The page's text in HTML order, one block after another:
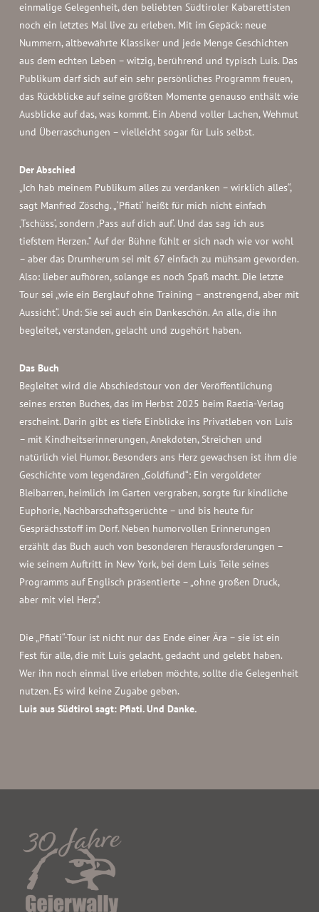
einmalige Gelegenheit, den beliebten Südtiroler Kabarettisten
noch ein letztes Mal live zu erleben. Mit im Gepäck: neue
Nummern, altbewährte Klassiker und jede Menge Geschichten
aus dem echten Leben – witzig, berührend und typisch Luis. Das
Publikum darf sich auf ein sehr persönliches Programm freuen,
das Rückblicke auf seine größten Momente genauso enthält wie
Ausblicke auf das, was kommt. Ein Abend voller Lachen, Wehmut
und Überraschungen – vielleicht sogar für Luis selbst.
Der Abschied
„Ich hab meinem Publikum alles zu verdanken – wirklich alles“,
sagt Manfred Zöschg. „‘Pfiati‘ heißt für mich nicht einfach
‚Tschüss‘, sondern ‚Pass auf dich auf‘. Und das sag ich aus
tiefstem Herzen.“ Auf der Bühne fühlt er sich nach wie vor wohl
– aber das Drumherum sei mit 67 einfach zu mühsam geworden.
Also: lieber aufhören, solange es noch Spaß macht. Die letzte
Tour sei „wie ein Berglauf ohne Training – anstrengend, aber mit
Aussicht“. Und: Sie sei auch ein Dankeschön. An alle, die ihn
begleitet, verstanden, gelacht und zugehört haben.
Das Buch
Begleitet wird die Abschiedstour von der Veröffentlichung
seines ersten Buches, das im Herbst 2025 beim Raetia-Verlag
erscheint. Darin gibt es tiefe Einblicke ins Privatleben von Luis
– mit Kindheitserinnerungen, Anekdoten, Streichen und
natürlich viel Humor. Besonders ans Herz gewachsen ist ihm die
Geschichte vom legendären „Goldfund“: Ein vergoldeter
Bleibarren, heimlich im Garten vergraben, sorgte für kindliche
Euphorie, Nachbarschaftsgerüchte – und bis heute für
Gesprächsstoff im Dorf. Neben humorvollen Erinnerungen
erzählt das Buch auch von besonderen Herausforderungen –
wie seinem Auftritt in New York, bei dem Luis Teile seines
Programms auf Englisch präsentierte – „ohne großen Druck,
aber mit viel Herz“.
Die „Pfiati“-Tour ist nicht nur das Ende einer Ära – sie ist ein
Fest für alle, die mit Luis gelacht, gedacht und gelebt haben.
Wer ihn noch einmal live erleben möchte, sollte die Gelegenheit
nutzen. Es wird keine Zugabe geben.
Luis aus Südtirol sagt: Pfiati. Und Danke.